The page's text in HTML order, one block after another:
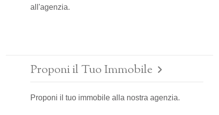
all'agenzia.
Proponi il Tuo Immobile
Proponi il tuo immobile alla nostra agenzia.